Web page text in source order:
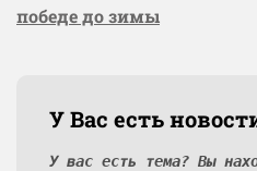
победе до зимы
У Вас есть
У вас есть тема? Вы